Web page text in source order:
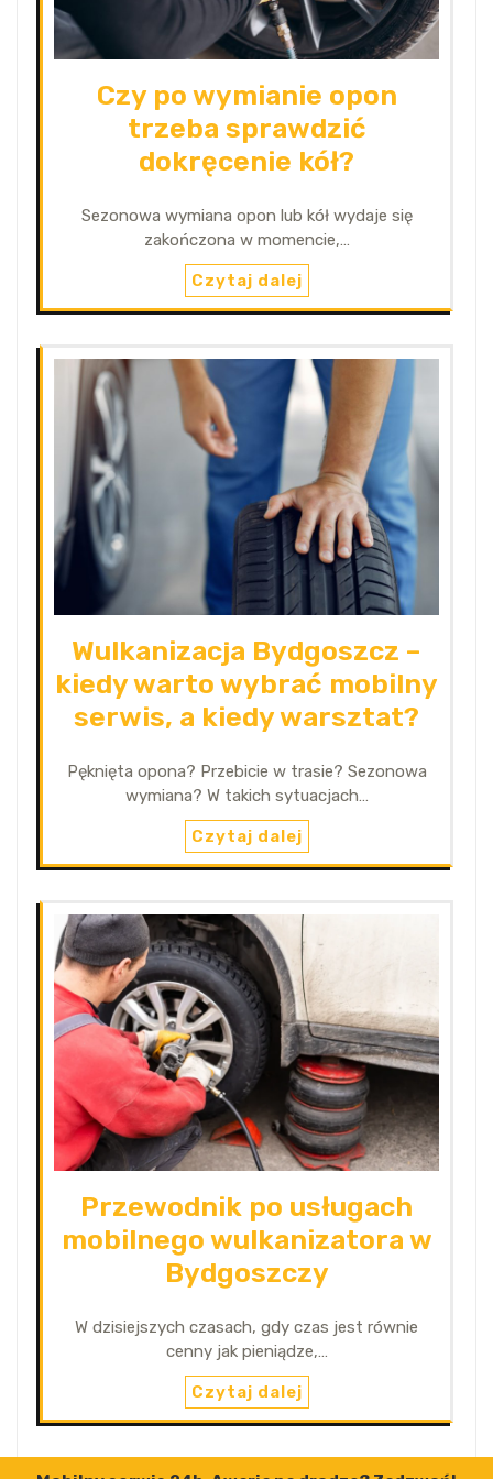
Czy po wymianie opon
trzeba sprawdzić
dokręcenie kół?
Sezonowa wymiana opon lub kół wydaje się
zakończona w momencie,…
Czytaj dalej
Wulkanizacja Bydgoszcz –
kiedy warto wybrać mobilny
serwis, a kiedy warsztat?
Pęknięta opona? Przebicie w trasie? Sezonowa
wymiana? W takich sytuacjach…
Czytaj dalej
Przewodnik po usługach
mobilnego wulkanizatora w
Bydgoszczy
W dzisiejszych czasach, gdy czas jest równie
cenny jak pieniądze,…
Czytaj dalej